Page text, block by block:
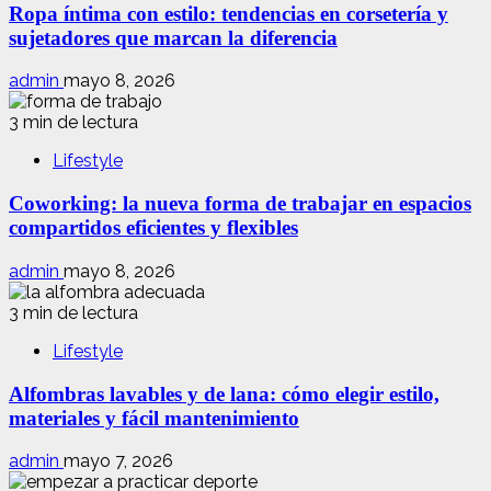
Ropa íntima con estilo: tendencias en corsetería y
sujetadores que marcan la diferencia
admin mayo 8, 2026
3 min de lectura
Lifestyle
Coworking: la nueva forma de trabajar en espacios
compartidos eficientes y flexibles
admin mayo 8, 2026
3 min de lectura
Lifestyle
Alfombras lavables y de lana: cómo elegir estilo,
materiales y fácil mantenimiento
admin mayo 7, 2026